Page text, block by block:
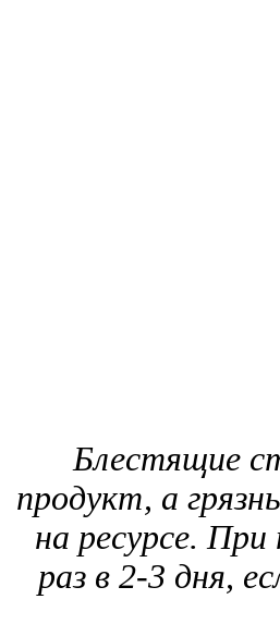
Блестящие
продукт, а
на ресурсе.
раз в 2-3 дня,